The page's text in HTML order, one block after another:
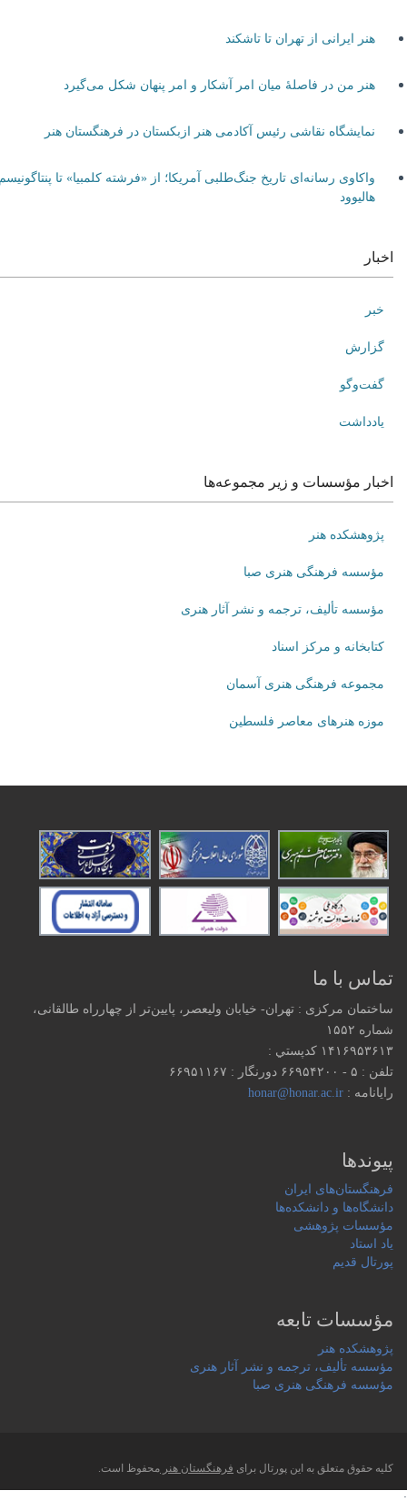
هنر ایرانی از تهران تا تاشکند
هنر من در فاصلۀ میان امر آشکار و امر پنهان شکل می‌گیرد
نمایشگاه نقاشی رئیس آکادمی هنر ازبکستان در فرهنگستان هنر
واکاوی رسانه‌ای تاریخ جنگ‌طلبی آمریکا؛ از «فرشته کلمبیا» تا پنتاگونیسم
هالیوود
اخبار
خبر
گزارش
گفت‌وگو
یادداشت
اخبار مؤسسات و زیر مجموعه‌ها
پژوهشکده هنر
مؤسسه فرهنگی هنری صبا
مؤسسه تألیف، ترجمه و نشر آثار هنری
کتابخانه و مرکز اسناد
مجموعه فرهنگی هنری آسمان
موزه هنرهای‌ معاصر فلسطین
تماس با ما
ساختمان مرکزی : تهران- خیابان ولیعصر، پایین‌تر از چهارراه طالقانی،
شماره ۱۵۵۲
۱۴۱۶۹۵۳۶۱۳ كدپستي :
تلفن : ۵ - ۶۶۹۵۴۲۰۰ دورنگار : ۶۶۹۵۱۱۶۷
رایانامه :honar@honar.ac.ir
پیوندها
فرهنگستان‌های ایران
دانشگاه‌ها و دانشکده‌ها
مؤسسات پژوهشی
یاد استاد
پورتال قدیم
مؤسسات تابعه
پژوهشکده هنر
مؤسسه تألیف، ترجمه و نشر آثار هنری
مؤسسه فرهنگی هنری صبا
کلیه حقوق متعلق به این پورتال برای فرهنگستان هنرمحفوظ است.